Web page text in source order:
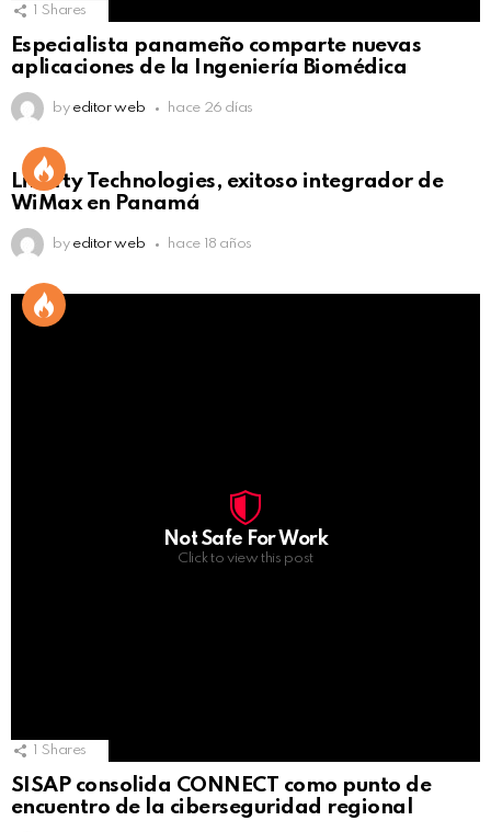
Shares
Especialista panameño comparte nuevas
aplicaciones de la Ingeniería Biomédica
by editor web hace 26 días
Liberty Technologies, exitoso integrador de
WiMax en Panamá
by editor web hace 18 años
Not Safe For Work
Click to view this post
Shares
SISAP consolida CONNECT como punto de
encuentro de la ciberseguridad regional